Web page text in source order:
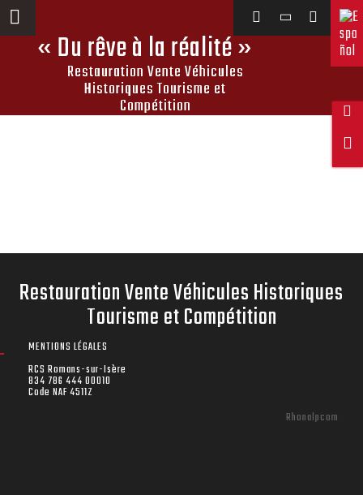
« Du rêve à la réalité »
Restauration Vente Véhicules
Historiques Tourisme et
Compétition
contenido
MENTIONS LÉGALES
RCS Romans-sur-Isère
834 786 444 00010
Code NAF 4511Z
Restauration Vente Véhicules Historiques
Tourisme et Compétition
Rhonalpcom